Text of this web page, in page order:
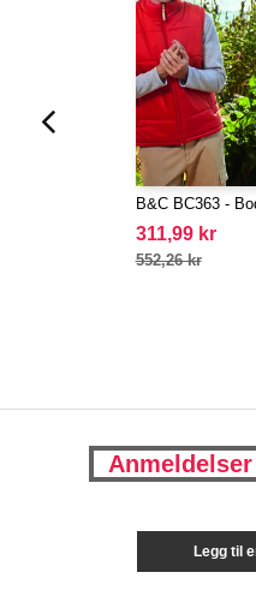
B&C BC363 -
311,99 kr
552,26 kr
Legg til